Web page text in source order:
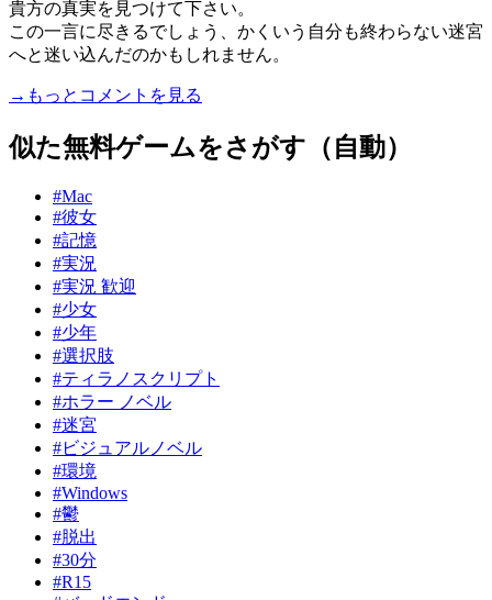
貴方の真実を見つけて下さい。
この一言に尽きるでしょう、かくいう自分も終わらない迷宮
へと迷い込んだのかもしれません。
→もっとコメントを見る
似た無料ゲームをさがす（自動）
#Mac
#彼女
#記憶
#実況
#実況 歓迎
#少女
#少年
#選択肢
#ティラノスクリプト
#ホラー ノベル
#迷宮
#ビジュアルノベル
#環境
#Windows
#鬱
#脱出
#30分
#R15